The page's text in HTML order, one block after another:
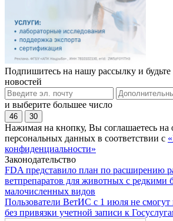
Подпишитесь на нашу рассылку и будьте
новостей
и выберите большее число
46 30
Нажимая на кнопку, Вы соглашаетесь на
персональных данных в соответствии с
конфиденциальности»
Законодательство
FDA представило план по расширению
ветпрепаратов для животных с редкими
малочисленных видов
Пользователи ВетИС с 1 июля не смогут
без привязки учетной записи к